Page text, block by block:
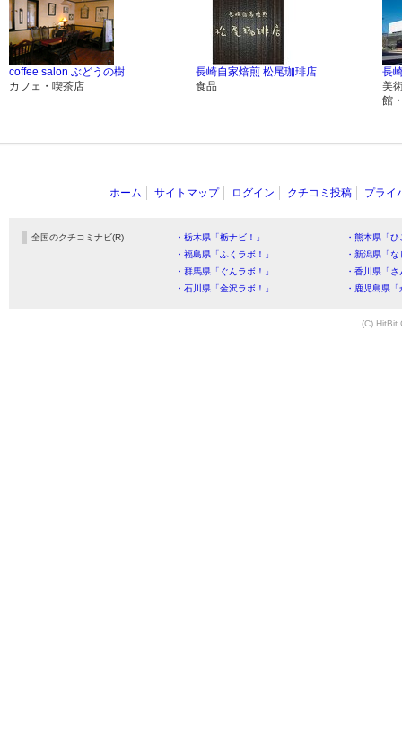
coffee salon ぶどうの樹
カフェ・喫茶店
長崎自家焙煎 松尾珈琲店
食品
長
美
館
ホーム サイトマップ ログイン クチコミ投稿 プライ
全国のクチコミナビ(R) ・栃木県「栃ナビ！」
・熊本県「
・福島県「ふくラボ！」
・新潟県「
・群馬県「ぐんラボ！」
・香川県「
・石川県「金沢ラボ！」
・鹿児島県
(C) HitBit